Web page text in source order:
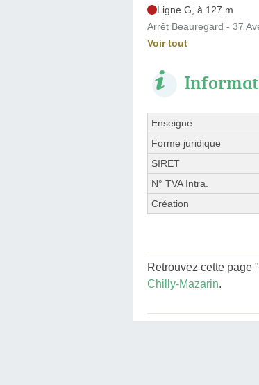
Ligne G, à 127 m
Arrêt Beauregard - 37
Voir tout
Enseigne
Forme juridique
SIRET
N° TVA Intra.
Création
Retrouvez cette page
Chilly-Mazarin.